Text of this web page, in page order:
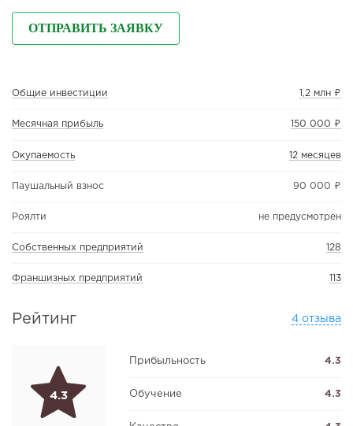
ОТПРАВИТЬ ЗАЯВКУ
Общие инвестиции 1,2 млн ₽
Месячная прибыль 150 000 ₽
Окупаемость 12 месяцев
Паушальный взнос 90 000 ₽
Роялти не предусмотрен
Собственных предприятий 128
Франшизных предприятий 113
Рейтинг 4 отзыва
4.3
Прибыльность 4.3
Обучение 4.3